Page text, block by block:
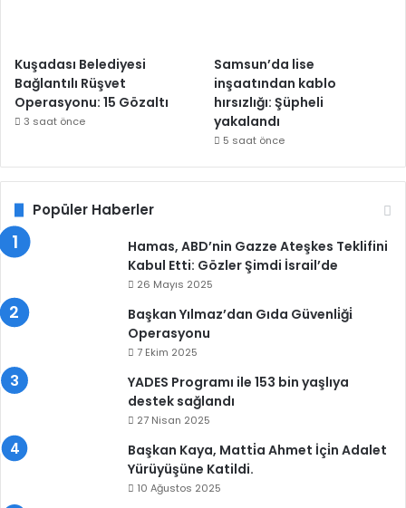
Kuşadası Belediyesi
Bağlantılı Rüşvet
Operasyonu: 15 Gözaltı
3 saat önce
Samsun’da lise
inşaatından kablo
hırsızlığı: Şüpheli
yakalandı
5 saat önce
Popüler Haberler
Hamas, ABD’nin Gazze Ateşkes Teklifini
Kabul Etti: Gözler Şimdi İsrail’de
26 Mayıs 2025
Başkan Yılmaz’dan Gıda Güvenli̇ği̇
Operasyonu
7 Ekim 2025
YADES Programı ile 153 bin yaşlıya
destek sağlandı
27 Nisan 2025
Başkan Kaya, Matti̇a Ahmet İçi̇n Adalet
Yürüyüşüne Katildi.
10 Ağustos 2025